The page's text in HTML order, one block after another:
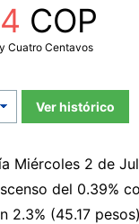
COP
Cuatro Centavos
Ver histórico
Miércoles 2 de
del 0.39%
2.3% (45.17 pesos)